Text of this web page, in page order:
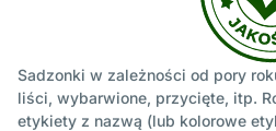
Sadzonki w zależności od pory
liści, wybarwione, przycięte, itp.
etykiety z nazwą (lub kolorowe